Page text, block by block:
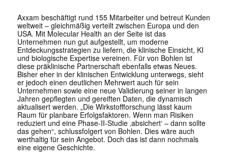
Axxam beschäftigt rund 155 Mitarbeiter und betreut Kunden
weltweit – gleichmäßig verteilt zwischen Europa und den
USA. Mit Molecular Health an der Seite ist das
Unternehmen nun gut aufgestellt, um moderne
Entdeckungsstrategien zu liefern, die klinische Einsicht, KI
und biologische Expertise vereinen. Für von Bohlen ist
diese präklinische Partnerschaft ebenfalls etwas Neues.
Bisher eher in der klinischen Entwicklung unterwegs, sieht
er jedoch einen deutlichen Mehrwert auch für sein
Unternehmen sowie eine neue Validierung seiner in langen
Jahren gepflegten und gereiften Daten, die dynamisch
aktualisert werden. „Die Wirkstoffforschung lässt kaum
Raum für planbare Erfolgsfaktoren. Wenn man Risiken
reduziert und eine Phase-II-Studie ‚absichert‘ – dann sollte
das gehen“, schlussfolgert von Bohlen. Dies wäre auch
werthaltig für sein Angebot. Doch das ist dann nochmals
eine eigene Geschichte.